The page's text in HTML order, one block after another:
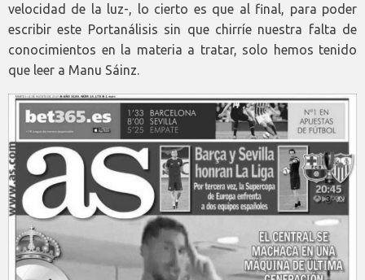
velocidad de la luz-, lo cierto es que al final, para poder
escribir este Portanálisis sin que chirríe nuestra falta de
conocimientos en la materia a tratar, solo hemos tenido
que leer a Manu Sáinz.